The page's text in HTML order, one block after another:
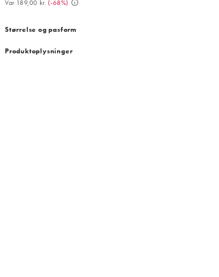
Var 189,00 kr. (-68%)
Størrelse og pasform
Produktoplysninger